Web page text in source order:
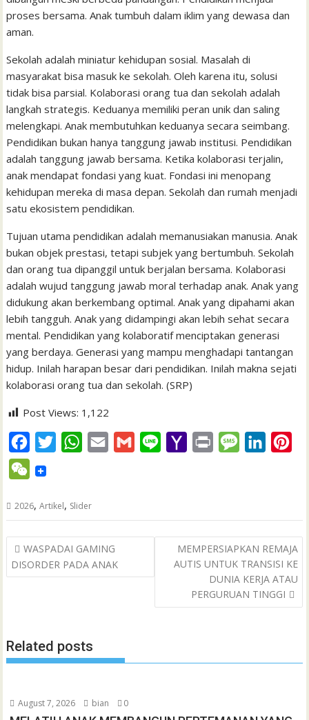
proses bersama. Anak tumbuh dalam iklim yang dewasa dan
aman.
Sekolah adalah miniatur kehidupan sosial. Masalah di
masyarakat bisa masuk ke sekolah. Oleh karena itu, solusi
tidak bisa parsial. Kolaborasi orang tua dan sekolah adalah
langkah strategis. Keduanya memiliki peran unik dan saling
melengkapi. Anak membutuhkan keduanya secara seimbang.
Pendidikan bukan hanya tanggung jawab institusi. Pendidikan
adalah tanggung jawab bersama. Ketika kolaborasi terjalin,
anak mendapat fondasi yang kuat. Fondasi ini menopang
kehidupan mereka di masa depan. Sekolah dan rumah menjadi
satu ekosistem pendidikan.
Tujuan utama pendidikan adalah memanusiakan manusia. Anak
bukan objek prestasi, tetapi subjek yang bertumbuh. Sekolah
dan orang tua dipanggil untuk berjalan bersama. Kolaborasi
adalah wujud tanggung jawab moral terhadap anak. Anak yang
didukung akan berkembang optimal. Anak yang dipahami akan
lebih tangguh. Anak yang didampingi akan lebih sehat secara
mental. Pendidikan yang kolaboratif menciptakan generasi
yang berdaya. Generasi yang mampu menghadapi tantangan
hidup. Inilah harapan besar dari pendidikan. Inilah makna sejati
kolaborasi orang tua dan sekolah. (SRP)
Post Views: 1,122
a
e
b
o
o
t
t
e
r
W
t
s
A
p
l
G
l
o
M
a
l
t
M
a
g
e
e
d
I
n
e
r
e
s
t
W
C
a
t
2026,Artikel, Slider
Post
navigation
WASPADAI GAMING
DISORDER PADA ANAK
MEMPERSIAPKAN REMAJA
AUTIS UNTUK TRANSISI KE
DUNIA KERJA ATAU
PERGURUAN TINGGI
Related posts
August 7, 2026 bian 0